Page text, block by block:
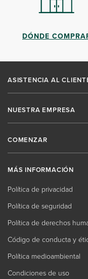
DÓNDE
ASISTENCIA AL
NUESTRA EMPRESA
COMENZAR
MÁS INFORMACIÓN
Política de privacidad
Política de seguridad
Política de derechos
Código de conducta y
Política medioambiental
Condiciones de uso